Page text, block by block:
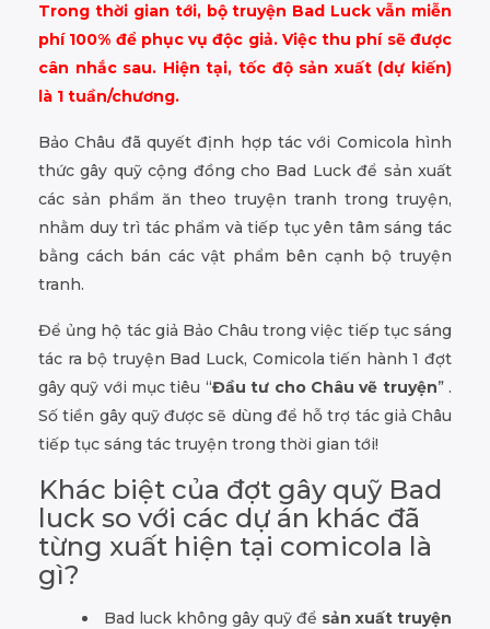
Trong thời gian tới, bộ truyện Bad Luck vẫn miễn
phí 100% để phục vụ độc giả. Việc thu phí sẽ được
cân nhắc sau. Hiện tại, tốc độ sản xuất (dự kiến)
là 1 tuần/chương.
Bảo Châu đã quyết định hợp tác với Comicola hình
thức gây quỹ cộng đồng cho Bad Luck để sản xuất
các sản phẩm ăn theo truyện tranh trong truyện,
nhằm duy trì tác phẩm và tiếp tục yên tâm sáng tác
bằng cách bán các vật phẩm bên cạnh bộ truyện
tranh.
Để ủng hộ tác giả Bảo Châu trong việc tiếp tục sáng
tác ra bộ truyện Bad Luck, Comicola tiến hành 1 đợt
gây quỹ với mục tiêu “Đầu tư cho Châu vẽ truyện” .
Số tiền gây quỹ được sẽ dùng để hỗ trợ tác giả Châu
tiếp tục sáng tác truyện trong thời gian tới!
Khác biệt của đợt gây quỹ Bad
luck so với các dự án khác đã
từng xuất hiện tại comicola là
gì?
Bad luck không gây quỹ để sản xuất truyện